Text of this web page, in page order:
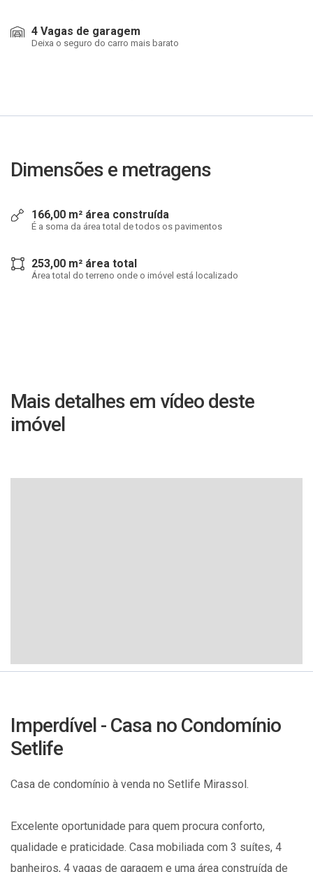
4 Vagas de garagem
Deixa o seguro do carro mais barato
Dimensões e metragens
166,00 m² área construída
É a soma da área total de todos os pavimentos
253,00 m² área total
Área total do terreno onde o imóvel está localizado
Mais detalhes em vídeo deste
imóvel
Imperdível - Casa no Condomínio
Setlife
Casa de condomínio à venda no Setlife Mirassol.
Excelente oportunidade para quem procura conforto,
qualidade e praticidade. Casa mobiliada com 3 suítes, 4
banheiros, 4 vagas de garagem e uma área construída de